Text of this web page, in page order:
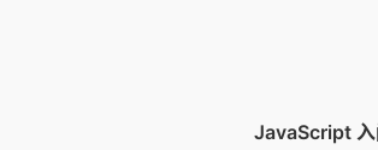
JavaScript